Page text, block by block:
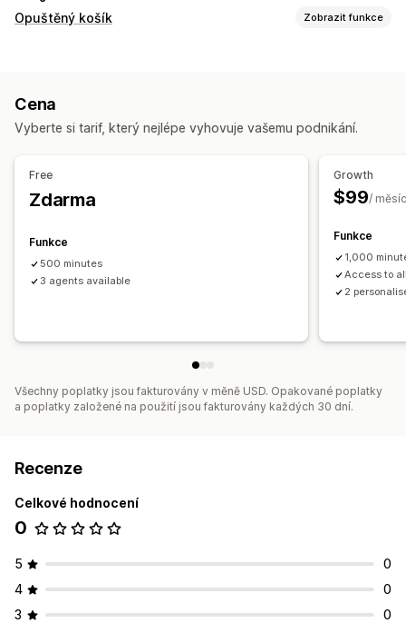
Opuštěný košík Zobrazit funkce
Sledování konverzí
Pravidla cílení
Cena
Vyberte si tarif, který nejlépe vyhovuje vašemu podnikání.
Free
Zdarma
Funkce
500 minutes
3 agents available
Growth
$99/ měsíc
Funkce
1,000
Access to
2
Všechny poplatky jsou fakturovány v měně USD. Opakované poplatky
a poplatky založené na použití jsou fakturovány každých 30 dní.
Recenze
Celkové hodnocení
0
5
0
4
0
3
0